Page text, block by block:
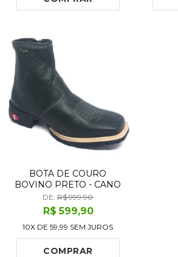
BOTA DE COURO
BOVINO PRETO - CANO
CURTO, BICO
QUADRADO, SOLADO
FLEX COMFORT
DE:R$ 999.90
R$ 599,90
10X DE59,99 SEM JUROS
COMPRAR